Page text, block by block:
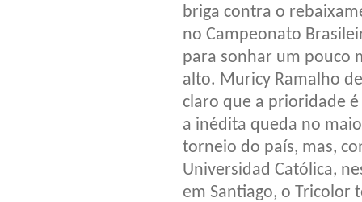
briga contra o
no Campeonato
para sonhar um pouco
alto. Muricy Ramalho
claro que a prioridade
a inédita queda no
torneio do país, mas,
Universidad Católica,
em Santiago, o Tricolor